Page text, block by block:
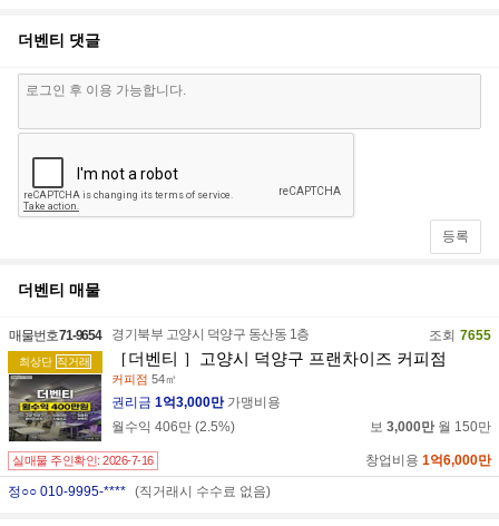
더벤티 댓글
등록
더벤티 매물
매물번호71-9654
최상단 직거래
경기북부 고양시 덕양구 동산동 1층 조회 7655
［더벤티 ］고양시 덕양구 프랜차이즈 커피점
커피점 54㎡
권리금 1억3,000만 가맹비용
월수익 406만 (2.5%) 보 3,000만 월 150만
실매물 주인확인: 2026-7-16 창업비용 1억6,000만
정○○ 010-9995-**** (직거래시 수수료 없음)